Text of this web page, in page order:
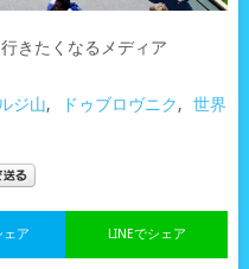
きたくなるメディア
ジ山, ドゥブロヴニク,
世界
LINEでシェア
ア